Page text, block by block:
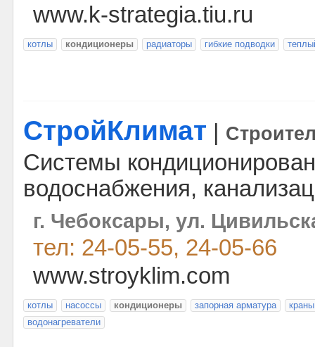
www.k-strategia.tiu.ru
котлы кондиционеры радиаторы гибкие подводки
СтройКлимат
Системы
водоснабжения,
г. Чебоксары, ул.
тел: 24-05-55, 24-05-66
www.stroyklim.com
котлы насоссы кондиционеры запорная арматура
краны
водонагреватели